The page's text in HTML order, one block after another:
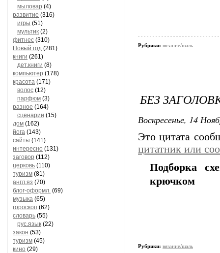
мыловар (4)
развитие (316)
игры (51)
мультик (2)
фитнес (310)
Новый год (281)
книги (261)
дет.книги (8)
компьютер (178)
красота (171)
волос (12)
парфюм (3)
разное (164)
сценарии (15)
дом (162)
йога (143)
сайты (141)
интересно (131)
заговор (112)
церковь (110)
туризм (81)
англ.яз (70)
блог-оформл. (69)
музыка (65)
гороскоп (62)
словарь (55)
рус.язык (22)
закон (53)
туризм (45)
кино (29)
Рубрики: вязание/шаль
БЕЗ
Воскресенье, 14
Это цитата
цитатник или
Подборка
крючком
Рубрики: вязание/шаль